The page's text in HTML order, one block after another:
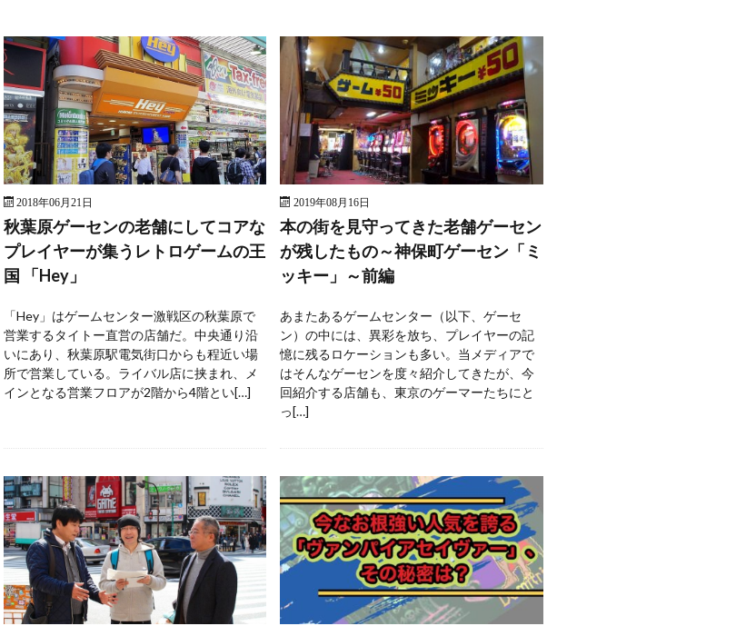
2018年06月21日
秋葉原ゲーセンの老舗にしてコアな
プレイヤーが集うレトロゲームの王
国 「Hey」
「Hey」はゲームセンター激戦区の秋葉原で
営業するタイトー直営の店舗だ。中央通り沿
いにあり、秋葉原駅電気街口からも程近い場
所で営業している。ライバル店に挟まれ、メ
インとなる営業フロアが2階から4階とい[…]
2019年08月16日
本の街を見守ってきた老舗ゲーセン
が残したもの～神保町ゲーセン「ミ
ッキー」～前編
あまたあるゲームセンター（以下、ゲーセ
ン）の中には、異彩を放ち、プレイヤーの記
憶に残るロケーションも多い。当メディアで
はそんなゲーセンを度々紹介してきたが、今
回紹介する店舗も、東京のゲーマーたちにと
っ[…]